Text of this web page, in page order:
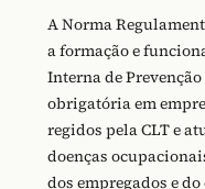
A Norma
a formação e
Interna de
obrigatória em
regidos pela CLT e
doenças
dos empregados e